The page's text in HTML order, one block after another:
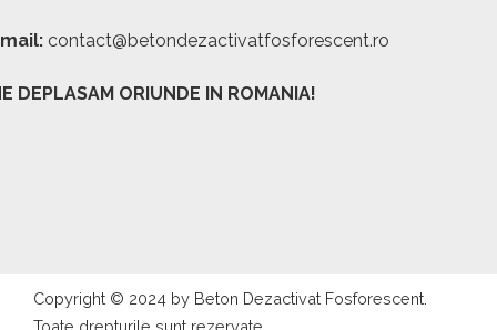
contact@betondezactivatfosforescent.ro
DEPLASAM ORIUNDE IN ROMANIA!
Copyright © 2024 by Beton Dezactivat Fosforescent.
Toate drepturile sunt rezervate.